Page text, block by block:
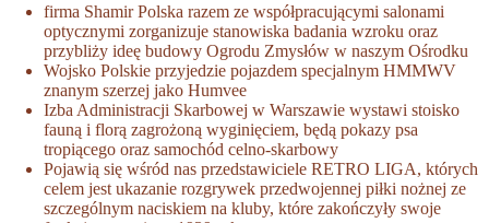
firma Shamir Polska razem ze współpracującymi salonami
optycznymi zorganizuje stanowiska badania wzroku oraz
przybliży ideę budowy Ogrodu Zmysłów w naszym Ośrodku
Wojsko Polskie przyjedzie pojazdem specjalnym HMMWV
znanym szerzej jako Humvee
Izba Administracji Skarbowej w Warszawie wystawi stoisko
fauną i florą zagrożoną wyginięciem, będą pokazy psa
tropiącego oraz samochód celno-skarbowy
Pojawią się wśród nas przedstawiciele RETRO LIGA, których
celem jest ukazanie rozgrywek przedwojennej piłki nożnej ze
szczególnym naciskiem na kluby, które zakończyły swoje